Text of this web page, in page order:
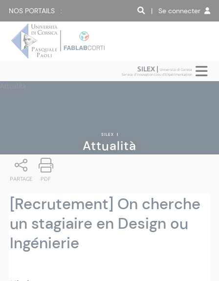
NOS PORTAILS : | Se connecter
SILEX |Università di Corsica
Service d'Innovation Lieu d'EXpérimentation
Attualità
SILEX |
Attualità
PARTAGE PDF
[Recrutement] On cherche
un stagiaire en Design ou
Ingénierie